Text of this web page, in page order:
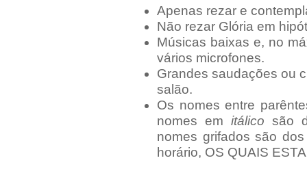
Apenas rezar e
Não rezar Glória em
Músicas baixas e, no
vários microfones.
Grandes saudações ou
salão.
Os nomes entre
nomes em itálico são
nomes grifados são
horário, OS QUAIS